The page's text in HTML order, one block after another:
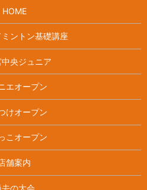
HOME
ントン基礎講座
央ジュニア
エオープン
けオープン
こオープン
舗案内
去の大会